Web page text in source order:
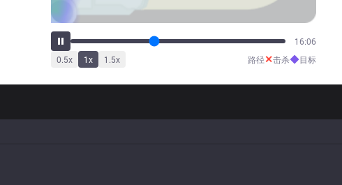
20:04
0.5x 1x 1.5x 路径✕击杀◆目标